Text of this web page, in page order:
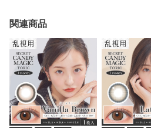
関連商品